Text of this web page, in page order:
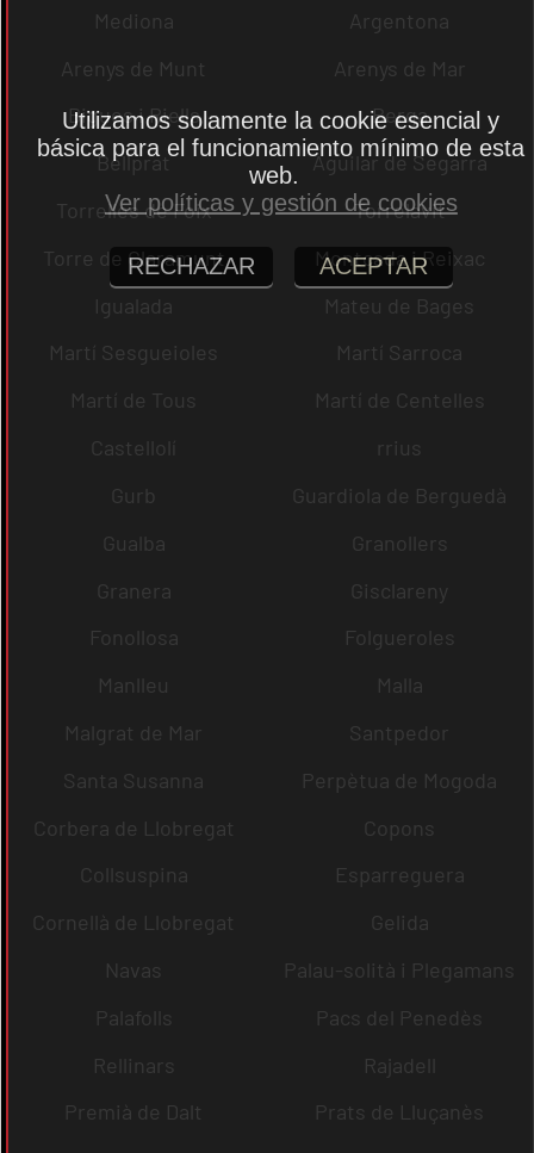
Mediona
Argentona
Arenys de Munt
Arenys de Mar
Bigues i Riells
Berga
Bellprat
Aguilar de Segarra
Torrelles de Foix
Torrelavit
Torre de Claramunt
Montcada i Reixac
Igualada
Mateu de Bages
Martí Sesgueioles
Martí Sarroca
Martí de Tous
Martí de Centelles
Castellolí
rrius
Gurb
Guardiola de Berguedà
Gualba
Granollers
Granera
Gisclareny
Fonollosa
Folgueroles
Manlleu
Malla
Malgrat de Mar
Santpedor
Santa Susanna
Perpètua de Mogoda
Corbera de Llobregat
Copons
Collsuspina
Esparreguera
Cornellà de Llobregat
Gelida
Navas
Palau-solità i Plegamans
Palafolls
Pacs del Penedès
Rellinars
Rajadell
Premià de Dalt
Prats de Lluçanès
Utilizamos solamente la cookie esencial y
básica para el funcionamiento mínimo de esta
web.
Ver políticas y gestión de cookies
RECHAZAR ACEPTAR